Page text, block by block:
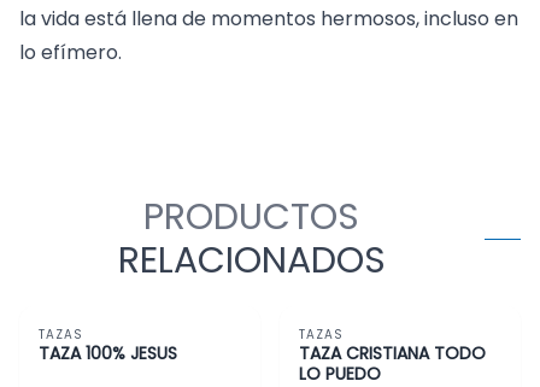
la vida está llena de momentos hermosos, incluso en
lo efímero.
PRODUCTOS
RELACIONADOS
TAZAS Y MÁS
TAZAS
TAZA 100% JESUS
TAZAS Y MÁS
TAZAS
TAZA CRISTIANA TODO
LO PUEDO